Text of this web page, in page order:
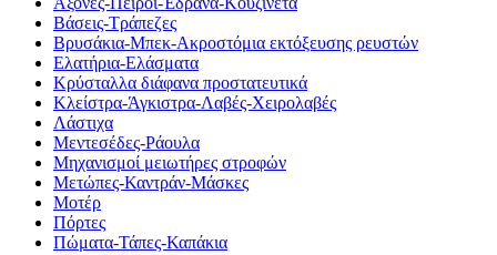
Βάσεις-Τράπεζες
Βρυσάκια-Μπεκ-Ακροστόμια εκτόξευσης ρευστών
Ελατήρια-Ελάσματα
Κρύσταλλα διάφανα προστατευτικά
Κλείστρα-Άγκιστρα-Λαβές-Χειρολαβές
Λάστιχα
Μεντεσέδες-Ράουλα
Μηχανισμοί μειωτήρες στροφών
Μετώπες-Καντράν-Μάσκες
Μοτέρ
Πόρτες
Πώματα-Τάπες-Καπάκια